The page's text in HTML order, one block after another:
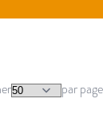
par page